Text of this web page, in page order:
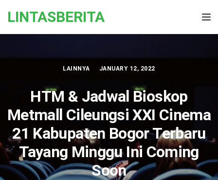
LINTASBERITA
LAINNYA JANUARY 12, 2022
HTM & Jadwal Bioskop
Metmall Cileungsi XXI Cinema
21 Kabupaten Bogor Terbaru
Tayang Minggu Ini Coming
Soon